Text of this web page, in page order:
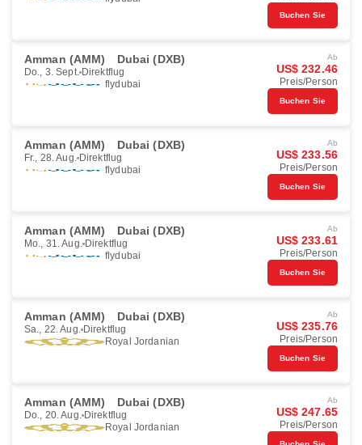
Buchen Sie
Amman (AMM) Dubai (DXB)
Do., 3. Sept. Direktflug
flydubai
Ab
US$ 232.46
Preis/Person
Buchen Sie
Amman (AMM) Dubai (DXB)
Fr., 28. Aug. Direktflug
flydubai
Ab
US$ 233.56
Preis/Person
Buchen Sie
Amman (AMM) Dubai (DXB)
Mo., 31. Aug. Direktflug
flydubai
Ab
US$ 233.61
Preis/Person
Buchen Sie
Amman (AMM) Dubai (DXB)
Sa., 22. Aug. Direktflug
Royal Jordanian
Ab
US$ 235.76
Preis/Person
Buchen Sie
Amman (AMM) Dubai (DXB)
Do., 20. Aug. Direktflug
Royal Jordanian
Ab
US$ 247.65
Preis/Person